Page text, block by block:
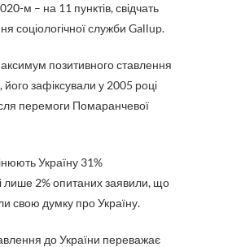
м – на 11 пунктів, свідчать
соціологічної служби Gallup.
позитивного ставлення
його зафіксували у 2005 році
перемоги Помаранчевої
Україну 31%
лише 2% опитаних заявили, що
свою думку про Україну.
до України переважає